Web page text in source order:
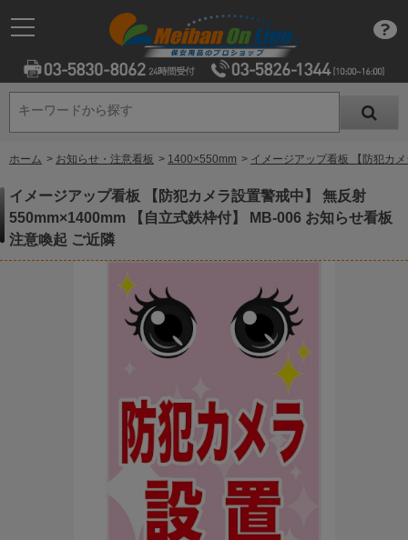
キーワードから探す
キーワードから探す
ホーム > お知らせ・注意看板 > 1400×550mm > イメージアップ看板 【防犯カ
イメージアップ看板 【防犯カメラ設置警戒中】 無反射
550mm×1400mm 【自立式鉄枠付】 MB-006 お知らせ看板
注意喚起 ご近隣